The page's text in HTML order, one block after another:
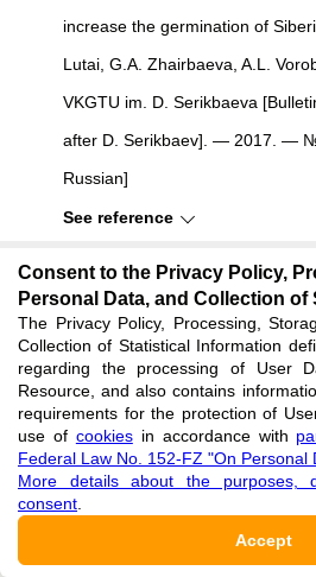
increase the germination of
Lutai, G.A. Zhairbaeva, A.L.
VKGTU im. D. Serikbaeva
after D. Serikbaev]. — 2017. —
Russian]
See reference
Kitapbaeva A.A. Primenenie
prirodnogo proiskhozhdeniya
semyan eli sibirskoj [The use of
to increase the germination of
Kitapbaeva, S.S. Lutai, K.B.
gosudarstvennogo universiteta
Nauchnyj zhurnal [Bulletin of the
after Shakarima G. Semey.
Consent to the Privacy Policy,
Personal Data, and Collection
The Privacy Policy, Processing,
Collection of Statistical Information
regarding the processing of User
Resource, and also contains
requirements for the protection of
use of cookiesin accordance with
Federal Law No. 152-FZ "On Personal
More details about the purposes,
consent
Accept